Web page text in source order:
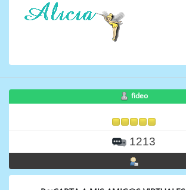
fideo
1213